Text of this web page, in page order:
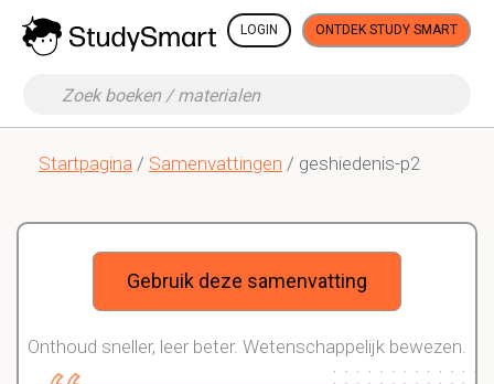
LOGIN ONTDEK STUDY SMART
Startpagina / Samenvattingen / geshiedenis-p2
Gebruik deze samenvatting
Onthoud sneller, leer beter. Wetenschappelijk bewezen.